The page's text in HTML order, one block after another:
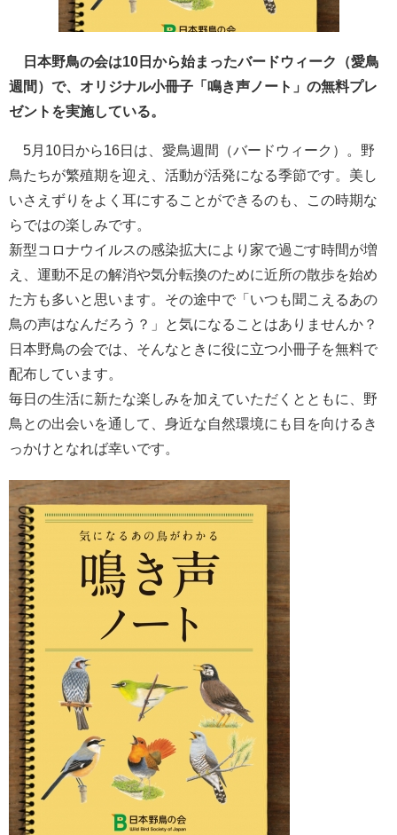
日本野鳥の会は10日から始まったバードウィーク（愛鳥
週間）で、オリジナル小冊子「鳴き声ノート」の無料プレ
ゼントを実施している。
5月10日から16日は、愛鳥週間（バードウィーク）。野
鳥たちが繁殖期を迎え、活動が活発になる季節です。美し
いさえずりをよく耳にすることができるのも、この時期な
らではの楽しみです。
新型コロナウイルスの感染拡大により家で過ごす時間が増
え、運動不足の解消や気分転換のために近所の散歩を始め
た方も多いと思います。その途中で「いつも聞こえるあの
鳥の声はなんだろう？」と気になることはありませんか？
日本野鳥の会では、そんなときに役に立つ小冊子を無料で
配布しています。
毎日の生活に新たな楽しみを加えていただくとともに、野
鳥との出会いを通して、身近な自然環境にも目を向けるき
っかけとなれば幸いです。